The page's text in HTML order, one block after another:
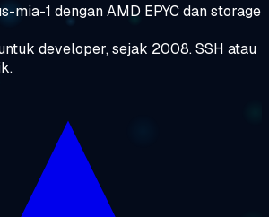
mia-1 dengan AMD EPYC dan storage
developer, sejak 2008. SSH atau